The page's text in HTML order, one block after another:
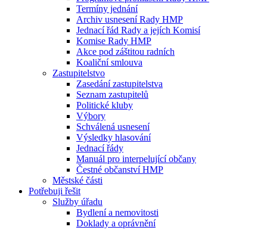
Termíny jednání
Archiv usnesení Rady HMP
Jednací řád Rady a jejích Komisí
Komise Rady HMP
Akce pod záštitou radních
Koaliční smlouva
Zastupitelstvo
Zasedání zastupitelstva
Seznam zastupitelů
Politické kluby
Výbory
Schválená usnesení
Výsledky hlasování
Jednací řády
Manuál pro interpelující občany
Čestné občanství HMP
Městské části
Potřebuji řešit
Služby úřadu
Bydlení a nemovitosti
Doklady a oprávnění